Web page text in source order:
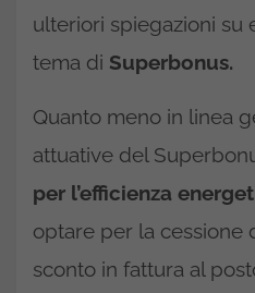
ulteriori spiegazioni su
tema di Superbonus.
Quanto meno in linea
attuative del
per l’efficienza
optare per la cessione
sconto in fattura al